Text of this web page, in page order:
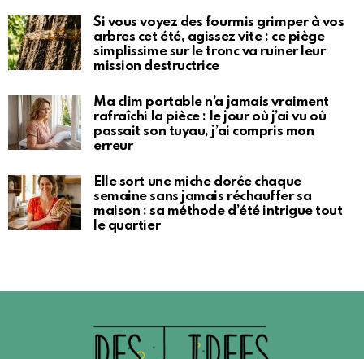
Si vous voyez des fourmis grimper à vos
arbres cet été, agissez vite : ce piège
simplissime sur le tronc va ruiner leur
mission destructrice
Ma clim portable n’a jamais vraiment
rafraîchi la pièce : le jour où j’ai vu où
passait son tuyau, j’ai compris mon
erreur
Elle sort une miche dorée chaque
semaine sans jamais réchauffer sa
maison : sa méthode d’été intrigue tout
le quartier